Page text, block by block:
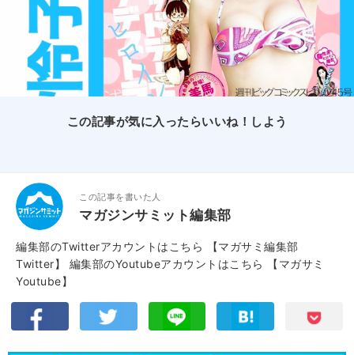
この記事が気に入ったらいいね！しよう
この記事を書いた人
マガジンサミット編集部
編集部のTwitterアカウントはこちら
【マガサミ編集部
Twitter】
編集部のYoutubeアカウントはこちら
【マガサミ
Youtube】